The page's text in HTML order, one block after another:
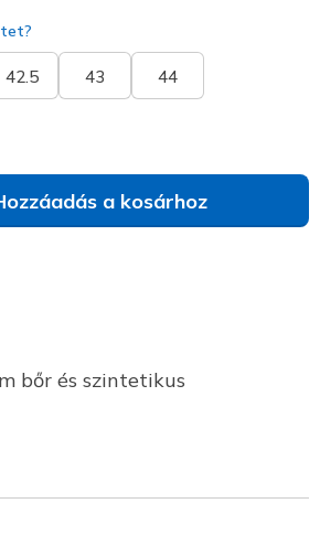
42.5 43 44
a kosárhoz
bőr és szintetikus